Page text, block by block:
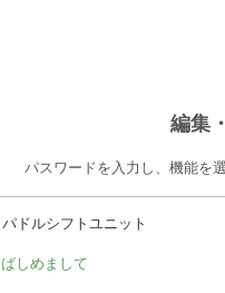
編集
パスワードを入力し、機能を
パドルシフトユニット
ばしめまして